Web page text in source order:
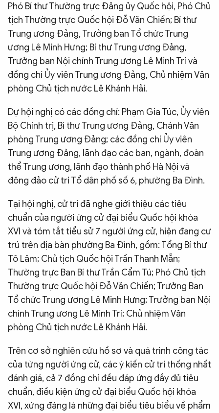
Phó Bí thư Thường trực Đảng ủy Quốc hội, Phó Chủ
tịch Thường trực Quốc hội Đỗ Văn Chiến; Bí thư
Trung ương Đảng, Trưởng ban Tổ chức Trung
ương Lê Minh Hưng; Bí thư Trung ương Đảng,
Trưởng ban Nội chính Trung ương Lê Minh Trí và
đồng chí Ủy viên Trung ương Đảng, Chủ nhiệm Văn
phòng Chủ tịch nước Lê Khánh Hải.
Dự hội nghị có các đồng chí: Phạm Gia Túc, Ủy viên
Bộ Chính trị, Bí thư Trung ương Đảng, Chánh Văn
phòng Trung ương Đảng; các đồng chí Ủy viên
Trung ương Đảng, lãnh đạo các ban, ngành, đoàn
thể Trung ương, lãnh đạo thành phố Hà Nội và
đông đảo cử tri Tổ dân phố số 6, phường Ba Đình.
Tại hội nghị, cử tri đã nghe giới thiệu các tiêu
chuẩn của người ứng cử đại biểu Quốc hội khóa
XVI và tóm tắt tiểu sử 7 người ứng cử, hiện đang cư
trú trên địa bàn phường Ba Đình, gồm: Tổng Bí thư
Tô Lâm; Chủ tịch Quốc hội Trần Thanh Mẫn;
Thường trực Ban Bí thư Trần Cẩm Tú; Phó Chủ tịch
Thường trực Quốc hội Đỗ Văn Chiến; Trưởng Ban
Tổ chức Trung ương Lê Minh Hưng; Trưởng ban Nội
chính Trung ương Lê Minh Trí; Chủ nhiệm Văn
phòng Chủ tịch nước Lê Khánh Hải.
Trên cơ sở nghiên cứu hồ sơ và quá trình công tác
của từng người ứng cử, các ý kiến cử tri thống nhất
đánh giá, cả 7 đồng chí đều đáp ứng đầy đủ tiêu
chuẩn, điều kiện ứng cử đại biểu Quốc hội khóa
XVI, xứng đáng là những đại biểu tiêu biểu về phẩm